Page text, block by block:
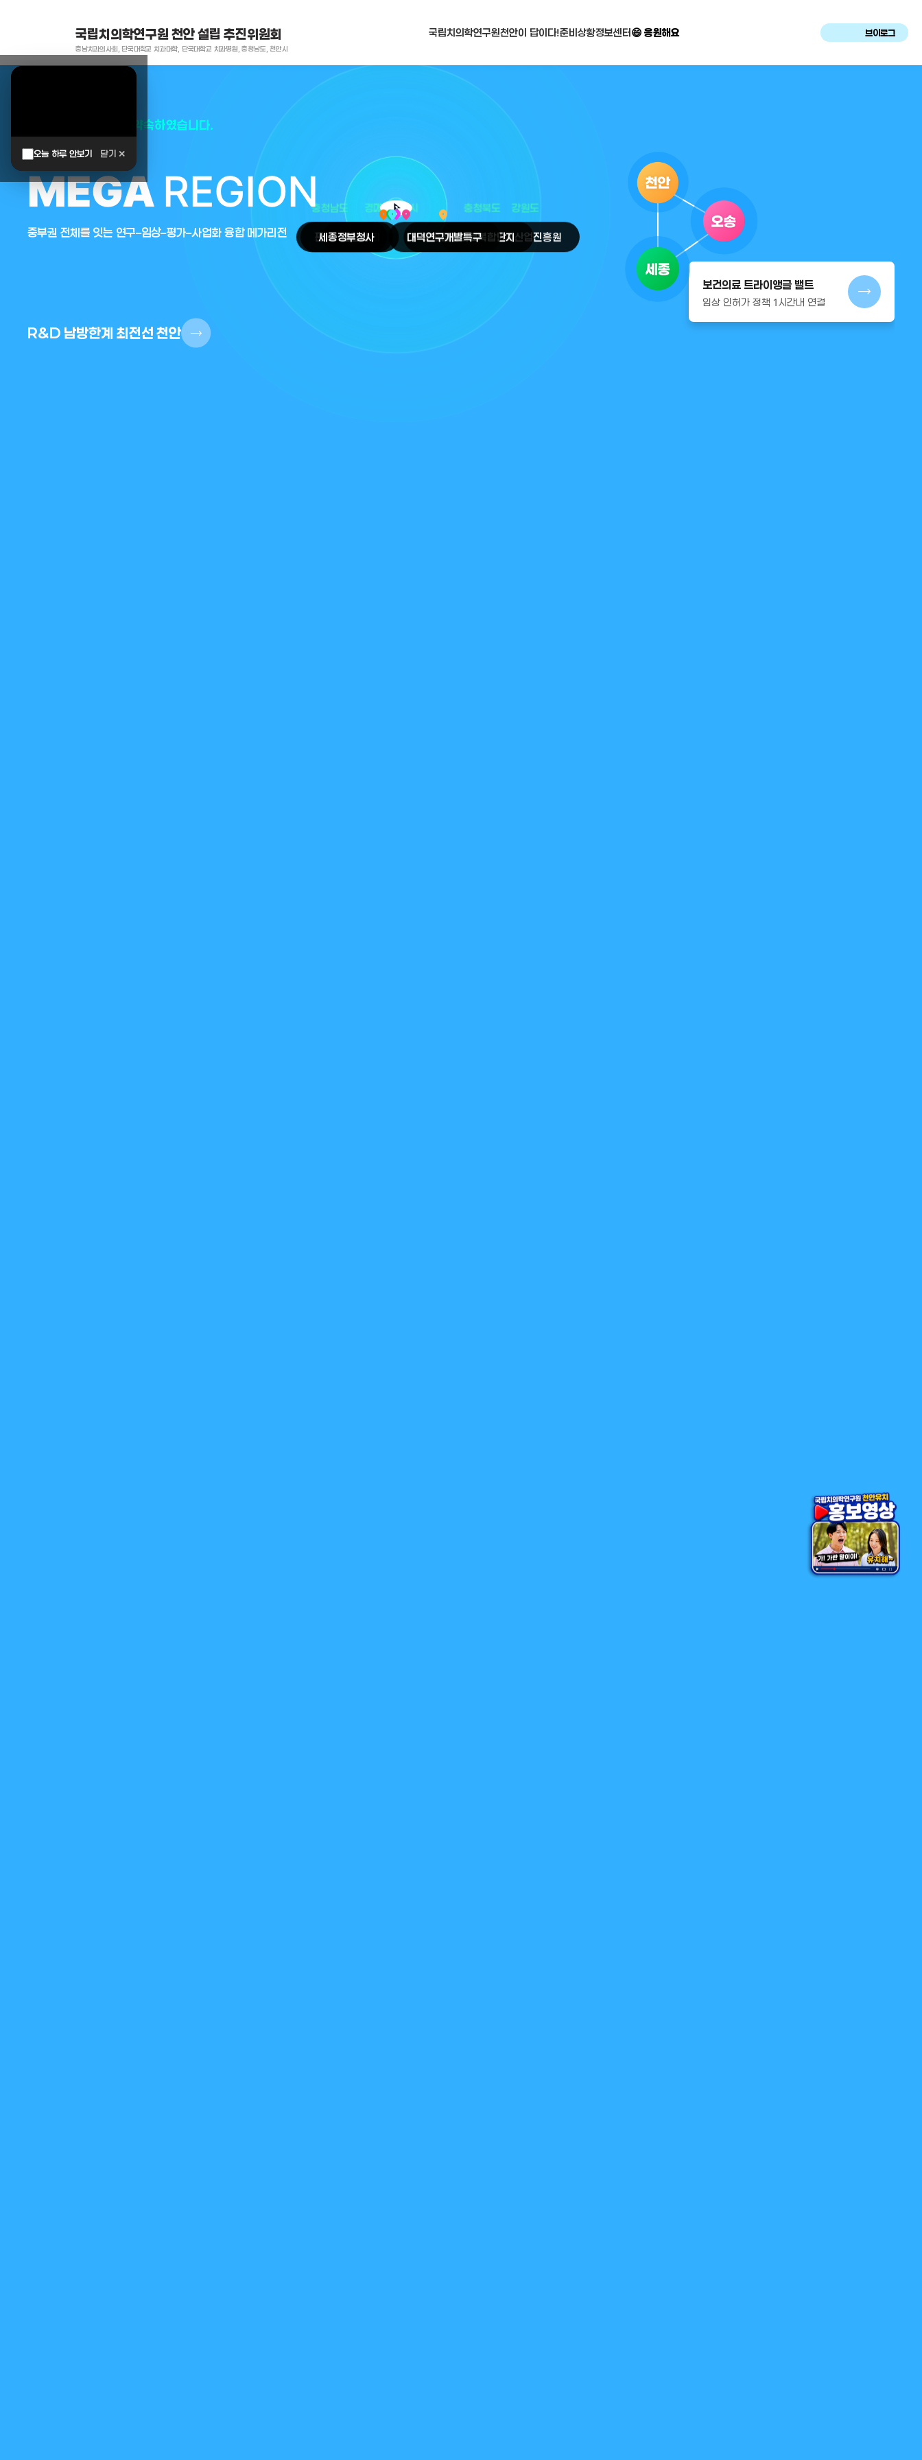
국립치의학연구원 천안 설립 추진위원회
충남치과의사회, 단국대학교 치과대학, 단국대학교 치과병원, 충청남도, 천안시
국립치의학연구원천안이 답이다!준비상황정보센터 😄 응원해요 브이로그
오늘 하루 안보기 닫기 ✕
대한민국은 두번이나 약속하였습니다.
MEGA REGION
중부권 전체를 잇는 연구–임상–평가–사업화 융합 메가리전
R&D 남방한계 최전선 천안
보건의료 트라이앵글 밸트
임상 인허가 정책 1시간내 연결
arrow_selector_tool 강원도
경기도 충청북도
충청남도 대전광역시
place
천안시
place
세종정부청사
place
판교테크노밸리
place
오송첨단의료복합단지
place
대덕연구개발특구
place
원주의료기기산업진흥원